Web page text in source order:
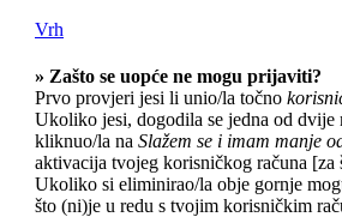
Vrh
» Zašto se uopće ne mogu prijaviti?
Prvo provjeri jesi li unio/la točno
Ukoliko jesi, dogodila se jedna od dvije
kliknuo/la na Slažem se i imam manje
aktivacija tvojeg korisničkog računa
Ukoliko si eliminirao/la obje gornje
što (ni)je u redu s tvojim korisničkim